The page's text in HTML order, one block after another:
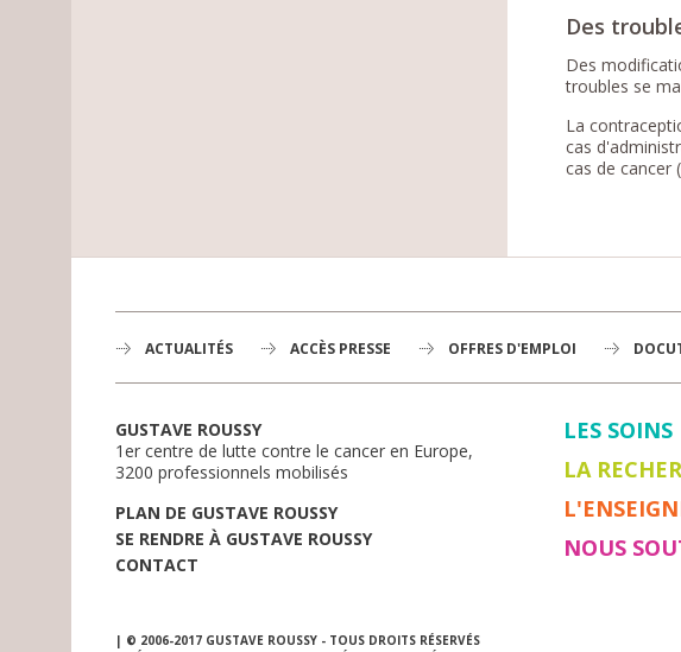
Des
Des
troubles se
La
cas
cas de cancer
ACTUALITÉS ACCÈS PRESSE OFFRES D'EMPLOI
GUSTAVE ROUSSY
1er centre de lutte contre le cancer en Europe,
3200 professionnels mobilisés
PLAN DE GUSTAVE ROUSSY
SE RENDRE À GUSTAVE ROUSSY
CONTACT
| © 2006-2017 GUSTAVE ROUSSY - TOUS DROITS RÉSERVÉS
LES SOINS
LA
NOUS